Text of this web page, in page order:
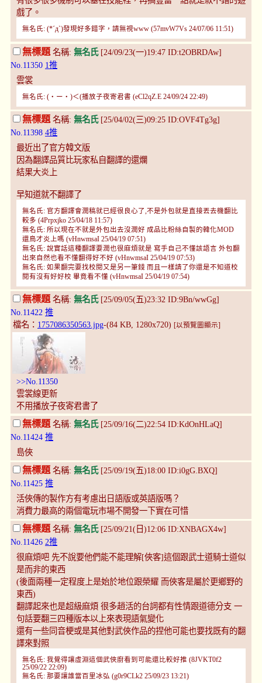
戲了。
無名氏: (*´д`)發現好多錯字，請無視www (57mvW7Vs 24/07/06 11:51)
無標題 名稱: 無名氏[24/09/23(一)19:47 ID:t2OBRDAw]
No.11350 1推
雲裳
無名氏: (・ー・)＜(播放子夜寄君書 (eCl2qZ.E 24/09/24 22:49)
無標題 名稱: 無名氏[25/04/02(三)09:25 ID:OVF4Tg3g]
No.11398 4推
最近出了官方韓文版
因為翻譯品質比玩家私自翻譯的還爛
結果大炎上
早知道就不翻譯了
無名氏: 官方翻譯會潤稿就已經很良心了,不是外包就是直接丟去機翻比
較多 (4Prpxjko 25/04/18 11:57)
無名氏: 所以現在不就是外包出去沒潤好 成品比粉絲自製的韓化MOD
還鳥才炎上嗎 (vHnwmsaI 25/04/19 07:51)
無名氏: 說實話這種翻譯要潤也很麻煩就是 寫手自己不懂該語言 外包翻
出來自然也看不懂翻得好不好 (vHnwmsaI 25/04/19 07:53)
無名氏: 如果翻完要找校閱又是另一筆錢 而且一樣請了你還是不知道校
閱有沒有好好校 畢竟看不懂 (vHnwmsaI 25/04/19 07:54)
無標題名稱: 無名氏[25/09/05(五)23:32 ID:9Bn/wwGg]
No.11422 推
檔名： 1757086350563.jpg-(84 KB, 1280x720) [以預覽圖顯示]
>>No.11350
雲裳線更新
不用播放子夜寄君書了
無標題 名稱: 無名氏[25/09/16(二)22:54 ID:KdOnHLaQ]
No.11424 推
島俠
無標題 名稱: 無名氏[25/09/19(五)18:00 ID:i0gG.BXQ]
No.11425 推
活俠傳的製作方有考慮出日語版或英語版嗎？
消費力最高的兩個電玩市場不開發一下實在可惜
無標題 名稱: 無名氏[25/09/21(日)12:06 ID:XNBAGX4w]
No.11426 2推
很麻煩吧 先不說要他們能不能理解[俠客]這個跟武士道騎士道似
是而非的東西
(後面兩種一定程度上是始於地位跟榮耀 而俠客是屬於更鄉野的
東西)
翻譯起來也是超級麻煩 很多趙活的台詞都有性情跟道德分支 一
句話要翻三四種版本以上來表現語氣變化
還有一些同音梗或是其他對武俠作品的捏他可能也要找既有的翻
譯來對照
無名氏: 我覺得讓虛淵這個武俠廚看到可能還比較好推 (8JVKT0f2
25/09/22 22:09)
無名氏: 那要讓誰當百里冰弘 (g0r9CLk2 25/09/23 13:21)